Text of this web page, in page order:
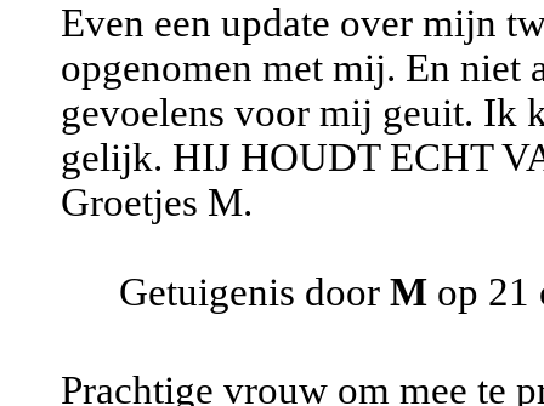
Even een update over mijn
opgenomen met mij. En niet
gevoelens voor mij geuit. Ik
gelijk. HIJ HOUDT ECHT
Groetjes M.
Getuigenis door M op 21
Prachtige vrouw om mee te